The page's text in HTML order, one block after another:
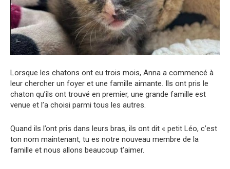
Lorsque les chatons ont eu trois mois, Anna a commencé à
leur chercher un foyer et une famille aimante. Ils ont pris le
chaton qu’ils ont trouvé en premier, une grande famille est
venue et l’a choisi parmi tous les autres.
Quand ils l’ont pris dans leurs bras, ils ont dit « petit Léo, c’est
ton nom maintenant, tu es notre nouveau membre de la
famille et nous allons beaucoup t’aimer.